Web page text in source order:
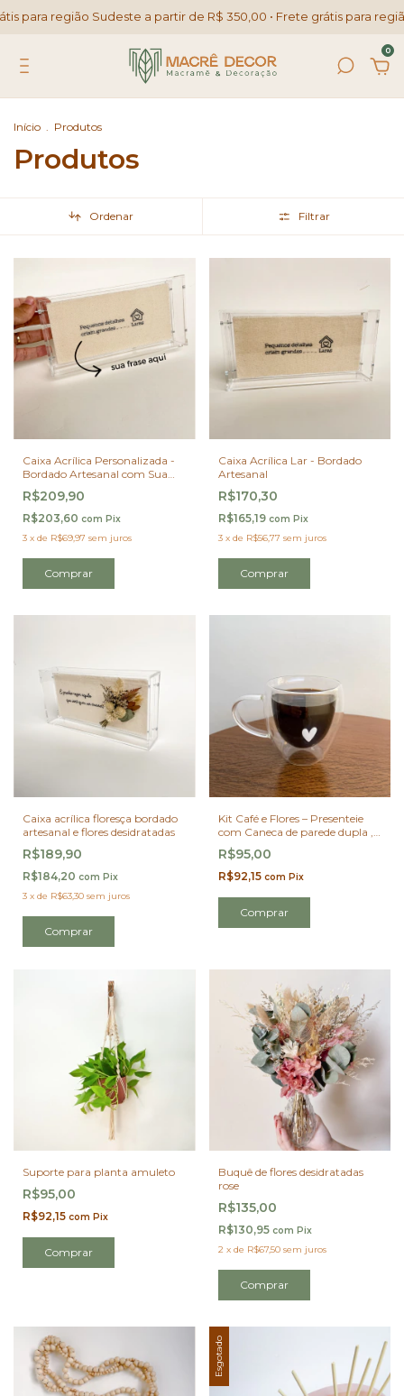
a partir de R$ 350,00 • Frete grátis para região Sudeste a partir
0
Início . Produtos
Produtos
Ordenar Filtrar
Caixa Acrílica Personalizada -
Bordado Artesanal com Sua
Frase
R$209,90
R$203,60 com Pix
3 x de R$69,97 sem juros
Caixa Acrílica Lar - Bordado
Artesanal
R$170,30
R$165,19 com Pix
3 x de R$56,77 sem juros
Caixa acrílica floresça bordado
artesanal e flores desidratadas
R$189,90
R$184,20 com Pix
3 x de R$63,30 sem juros
Comprar
Kit Café e Flores – Presenteie
com Caneca de parede dupla ,
Flores Desidratadas e Home
spray Lavanda 10 ml
R$95,00
R$92,15 com Pix
Suporte para planta amuleto
R$95,00
R$92,15 com Pix
Comprar
Buquê de flores desidratadas
rose
R$135,00
R$130,95 com Pix
2 x de R$67,50 sem juros
Esgotado